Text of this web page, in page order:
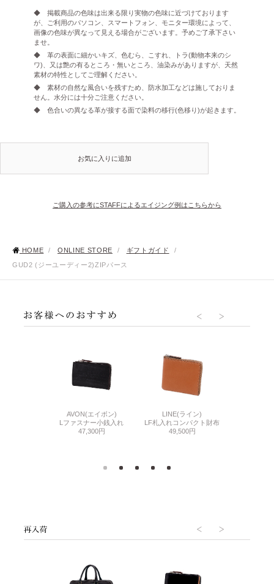
◆ 掲載商品の色味は出来る限り実物の色味に近づけております
が、ご利用のパソコン、スマートフォン、モニター環境によって、
画像の色味が異なって見える場合がございます。予めご了承下さい
ませ。
◆ 革の表面に細かいキズ、色むら、こすれ、トラ(動物本来のシ
ワ)、又は艶の有るところ・無いところ、油染みがありますが、天然
素材の特性としてご理解ください。
◆ 素材の自然な風合いを残すため、防水加工などは施しておりま
せん。水分には十分ご注意ください。
◆ 色合いの異なる革が接する面で染料の移行(色移り)が起きます。
お気に入りに追加
ご購入の参考にSTAFFによるエイジング例はこちらから
HOME / ONLINE STORE / ギフトガイド
/
GUD2 (ジーユーディー2)ZIPパース
AVON(エイボン)
Lファスナー小銭入れ
47,300円
LINE(ライン)
LF札入れコンパクト財布
49,500円